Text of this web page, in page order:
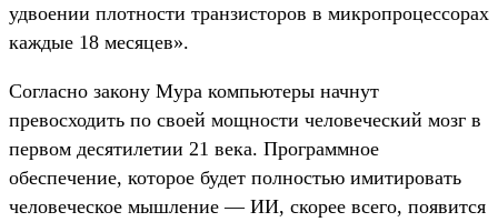
удвоении плотности транзисторов в микропроцессорах
каждые 18 месяцев».
Согласно закону Мура компьютеры начнут
превосходить по своей мощности человеческий мозг в
первом десятилетии 21 века. Программное
обеспечение, которое будет полностью имитировать
человеческое мышление — ИИ, скорее всего, появится